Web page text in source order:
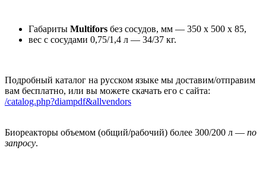
Габариты Multifors без сосудов, мм — 350 х 500 х 85,
вес с сосудами 0,75/1,4 л — 34/37 кг.
Подробный каталог на русском языке мы доставим/отправим
вам бесплатно, или вы можете скачать его с сайта:
/catalog.php?diampdf&allvendors
Биореакторы объемом (общий/рабочий) более 300/200 л — по
запросу.